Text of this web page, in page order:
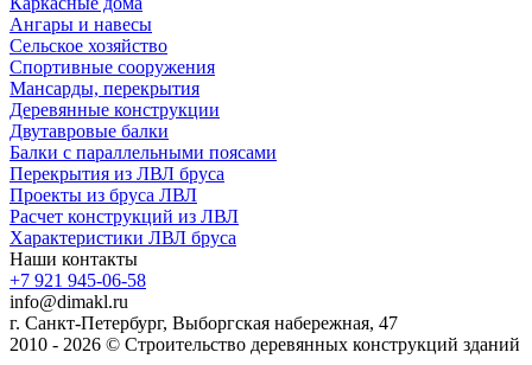
Ангары и навесы
Сельское хозяйство
Спортивные сооружения
Мансарды, перекрытия
Деревянные конструкции
Двутавровые балки
Балки с параллельными поясами
Перекрытия из ЛВЛ бруса
Проекты из бруса ЛВЛ
Расчет конструкций из ЛВЛ
Xарактеристики ЛВЛ бруса
Наши контакты
+7 921 945-06-58
info@dimakl.ru
г. Санкт-Петербург, Выборгская набережная, 47
2010 - 2026 © Строительство деревянных конструкций зданий